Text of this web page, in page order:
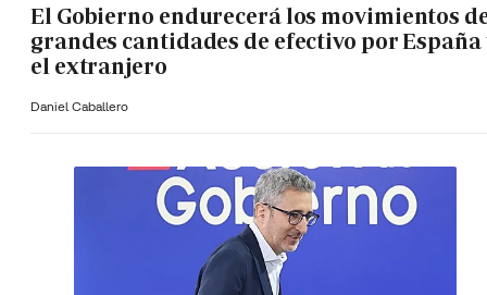
El Gobierno endurecerá los movimientos
grandes cantidades de efectivo por España
el extranjero
Daniel Caballero